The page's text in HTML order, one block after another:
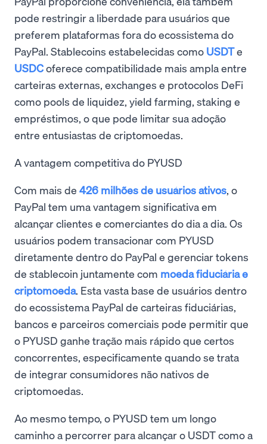
pode restringir a liberdade para usuários que
preferem plataformas fora do ecossistema do
PayPal. Stablecoins estabelecidas como USDTe
USDCoferece compatibilidade mais ampla entre
carteiras externas, exchanges e protocolos DeFi
como pools de liquidez, yield farming, staking e
empréstimos, o que pode limitar sua adoção
entre entusiastas de criptomoedas.
A vantagem competitiva do PYUSD
Com mais de 426 milhões de usuários ativos, o
PayPal tem uma vantagem significativa em
alcançar clientes e comerciantes do dia a dia. Os
usuários podem transacionar com PYUSD
diretamente dentro do PayPal e gerenciar tokens
de stablecoin juntamente com moeda fiduciária e
criptomoeda. Esta vasta base de usuários dentro
do ecossistema PayPal de carteiras fiduciárias,
bancos e parceiros comerciais pode permitir que
o PYUSD ganhe tração mais rápido que certos
concorrentes, especificamente quando se trata
de integrar consumidores não nativos de
criptomoedas.
Ao mesmo tempo, o PYUSD tem um longo
caminho a percorrer para alcançar o USDT como a